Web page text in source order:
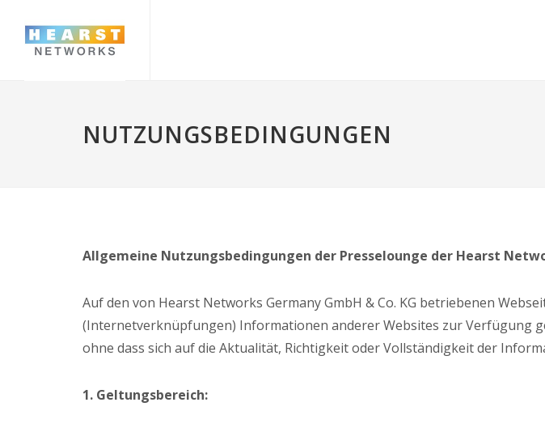
NUTZUNGSBEDINGUNGEN
Allgemeine Nutzungsbedingungen der Presselounge der Hearst
Auf den von Hearst Networks Germany GmbH & Co. KG betriebenen
(Internetverknüpfungen) Informationen anderer Websites zur Verfügung
ohne dass sich auf die Aktualität, Richtigkeit oder Vollständigkeit der
1. Geltungsbereich: